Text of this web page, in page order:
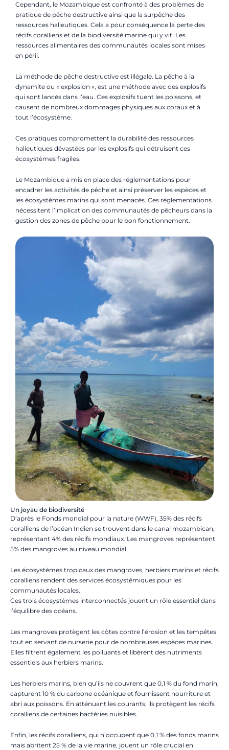
Cependant, le Mozambique est confronté à des problèmes de
pratique de pêche destructive ainsi que la surpêche des
ressources halieutiques. Cela a pour conséquence la perte des
récifs coralliens et de la biodiversité marine qui y vit. Les
ressources alimentaires des communautés locales sont mises
en péril.
La méthode de pêche destructive est illégale. La pêche à la
dynamite ou « explosion », est une méthode avec des explosifs
qui sont lancés dans l’eau. Ces explosifs tuent les poissons, et
causent de nombreux dommages physiques aux coraux et à
tout l’écosystème.
Ces pratiques compromettent la durabilité des ressources
halieutiques dévastées par les explosifs qui détruisent ces
écosystèmes fragiles.
Le Mozambique a mis en place des réglementations pour
encadrer les activités de pêche et ainsi préserver les espèces et
les écosystèmes marins qui sont menacés. Ces réglementations
nécessitent l’implication des communautés de pêcheurs dans la
gestion des zones de pêche pour le bon fonctionnement.
Un joyau de biodiversité
D’après le Fonds mondial pour la nature (WWF), 35% des récifs
coralliens de l’océan Indien se trouvent dans le canal mozambican,
représentant 4% des récifs mondiaux. Les mangroves représentent
5% des mangroves au niveau mondial.
Les écosystèmes tropicaux des mangroves, herbiers marins et récifs
coralliens rendent des services écosystémiques pour les
communautés locales.
Ces trois écosystèmes interconnectés jouent un rôle essentiel dans
l’équilibre des océans.
Les mangroves protègent les côtes contre l’érosion et les tempêtes
tout en servant de nurserie pour de nombreuses espèces marines.
Elles filtrent également les polluants et libèrent des nutriments
essentiels aux herbiers marins.
Les herbiers marins, bien qu’ils ne couvrent que 0,1 % du fond marin,
capturent 10 % du carbone océanique et fournissent nourriture et
abri aux poissons. En atténuant les courants, ils protègent les récifs
coralliens de certaines bactéries nuisibles.
Enfin, les récifs coralliens, qui n’occupent que 0,1 % des fonds marins
mais abritent 25 % de la vie marine, jouent un rôle crucial en